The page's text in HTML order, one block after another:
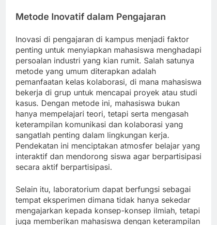
Metode Inovatif dalam Pengajaran
Inovasi di pengajaran di kampus menjadi faktor
penting untuk menyiapkan mahasiswa menghadapi
persoalan industri yang kian rumit. Salah satunya
metode yang umum diterapkan adalah
pemanfaatan kelas kolaborasi, di mana mahasiswa
bekerja di grup untuk mencapai proyek atau studi
kasus. Dengan metode ini, mahasiswa bukan
hanya mempelajari teori, tetapi serta mengasah
keterampilan komunikasi dan kolaborasi yang
sangatlah penting dalam lingkungan kerja.
Pendekatan ini menciptakan atmosfer belajar yang
interaktif dan mendorong siswa agar berpartisipasi
secara aktif berpartisipasi.
Selain itu, laboratorium dapat berfungsi sebagai
tempat eksperimen dimana tidak hanya sekedar
mengajarkan kepada konsep-konsep ilmiah, tetapi
juga memberikan mahasiswa dengan keterampilan